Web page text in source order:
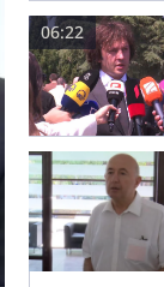
06:22